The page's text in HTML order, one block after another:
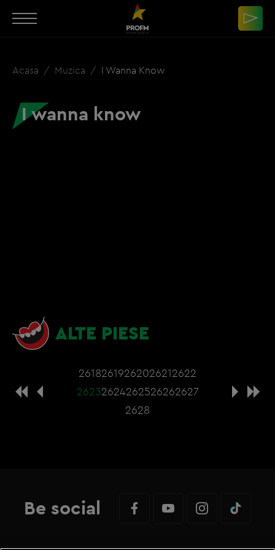
Acasa Muzica I Wanna Know
I wanna know
ALTE PIESE
26182619262026212622
26232624262526262627
2628
Be social